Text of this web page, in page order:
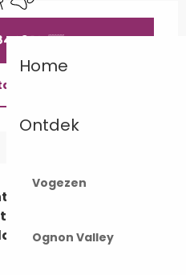
Home
Ontdek
Vogezen
Ognon Valley
23 10▒▒
ons
van de Planche
u franc-comtois
gebakken